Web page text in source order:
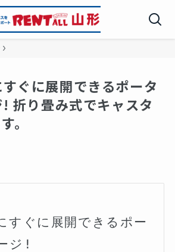
ぐに展開できるポータ
折り畳み式でキャスタ
。
すぐに展開できるポー
ジ!